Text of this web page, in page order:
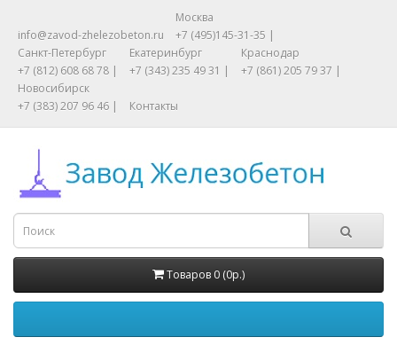
info@zavod-zhelezobeton.ru
Москва
+7 (495)145-31-35 |
Санкт-Петербург
+7 (812) 608 68 78 |
Екатеринбург
+7 (343) 235 49 31 |
Краснодар
+7 (861) 205 79 37 |
Новосибирск
+7 (383) 207 96 46 |
Контакты
Товаров 0 (0р.)